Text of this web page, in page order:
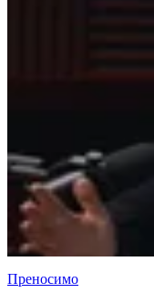
Преносимо